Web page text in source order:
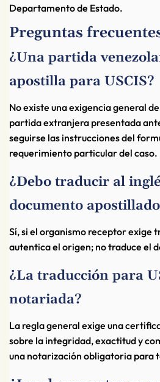
Departamento de Estado.
Preguntas
¿Una partida
apostilla para USCIS?
No existe una exigencia general
partida extranjera presentada
seguirse las instrucciones del
requerimiento particular del caso.
¿Debo traducir al
documento
Sí, si el organismo receptor exige
autentica el origen; no traduce el
¿La traducción para
notariada?
La regla general exige una
sobre la integridad, exactitud y
una notarización obligatoria para